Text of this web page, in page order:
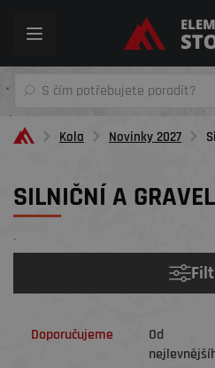
Toggle
Kola Novinky 2027
SILNIČNÍ A
´
Doporučujeme
Od